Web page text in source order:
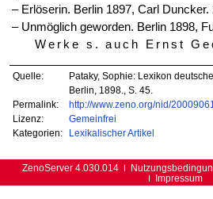
‒ Erlöserin. Berlin 1897, Carl Duncker.
‒ Unmöglich geworden. Berlin 1898,
Werke s. auch Ernst
Quelle:
Pataky, Sophie: Lexikon
Berlin, 1898., S. 45.
Permalink:
http://www.zeno.org/nid/
Lizenz:
Gemeinfrei
Kategorien:
Lexikalischer Artikel
ZenoServer 4.030.014
Impressum